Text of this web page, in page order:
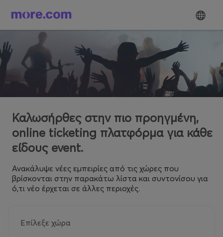
Καλωσήρθες στην πιο προηγμένη,
online ticketing πλατφόρμα για κάθε
είδους event.
Ανακάλυψε νέες εμπειρίες από τις χώρες που
βρίσκονται στην παρακάτω λίστα και συντονίσου για
ό,τι νέο έρχεται σε άλλες περιοχές.
Επίλεξε χώρα